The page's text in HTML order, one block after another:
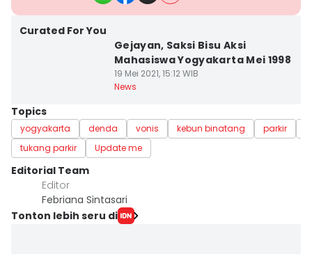
Curated For You
Gejayan, Saksi Bisu Aksi
Mahasiswa Yogyakarta Mei 1998
19 Mei 2021, 15:12 WIB
News
Topics
yogyakarta denda vonis kebun binatang parkir
tukang parkir
Update me
Editorial Team
Editor
Febriana Sintasari
Tonton lebih seru di